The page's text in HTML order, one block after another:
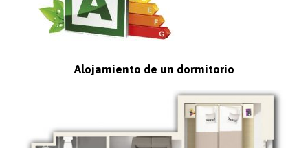
Alojamiento de un dormitorio